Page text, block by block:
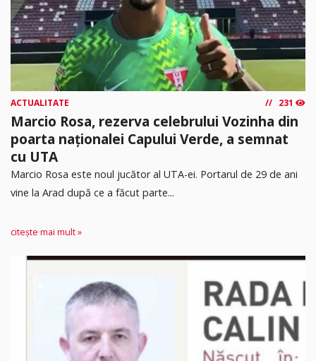
ACTUALITATE 231
Marcio Rosa, rezerva celebrului Vozinha din
poarta naționalei Capului Verde, a semnat
cu UTA
Marcio Rosa este noul jucător al UTA-ei. Portarul de 29 de ani
vine la Arad după ce a făcut parte...
citește mai mult »